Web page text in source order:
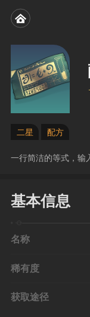
二星 配方
一行简洁的等式，输
基本信息
名称
稀有度
获取途径